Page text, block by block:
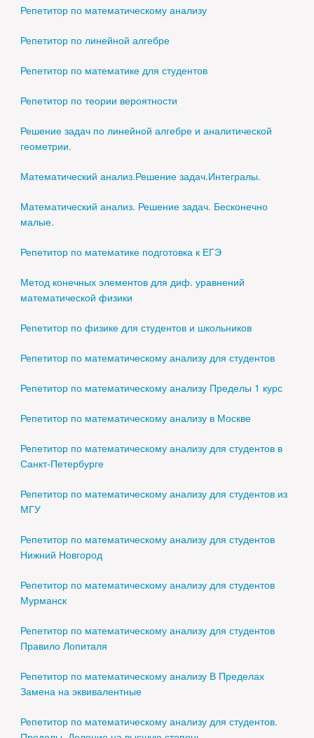
Репетитор по математическому анализу
Репетитор по линейной алгебре
Репетитор по математике для студентов
Репетитор по теории вероятности
Решение задач по линейной алгебре и аналитической
геометрии.
Математический анализ.Решение задач.Интегралы.
Математический анализ. Решение задач. Бесконечно
малые.
Репетитор по математике подготовка к ЕГЭ
Метод конечных элементов для диф. уравнений
математической физики
Репетитор по физике для студентов и школьников
Репетитор по математическому анализу для студентов
Репетитор по математическому анализу Пределы 1 курс
Репетитор по математическому анализу в Москве
Репетитор по математическому анализу для студентов в
Санкт-Петербурге
Репетитор по математическому анализу для студентов из
МГУ
Репетитор по математическому анализу для студентов
Нижний Новгород
Репетитор по математическому анализу для студентов
Мурманск
Репетитор по математическому анализу для студентов
Правило Лопиталя
Репетитор по математическому анализу В Пределах
Замена на эквивалентные
Репетитор по математическому анализу для студентов.